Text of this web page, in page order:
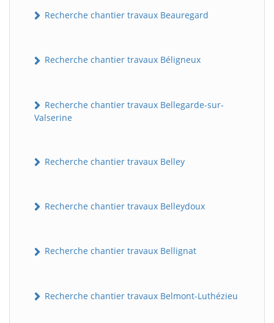
Recherche chantier travaux Beauregard
Recherche chantier travaux Béligneux
Recherche chantier travaux Bellegarde-sur-
Valserine
Recherche chantier travaux Belley
Recherche chantier travaux Belleydoux
Recherche chantier travaux Bellignat
Recherche chantier travaux Belmont-Luthézieu